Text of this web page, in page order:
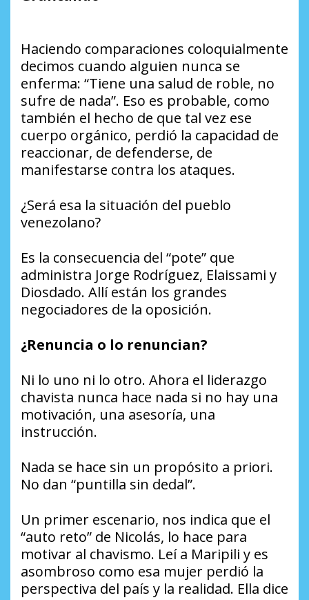
Haciendo comparaciones coloquialmente
decimos cuando alguien nunca se
enferma: “Tiene una salud de roble, no
sufre de nada”. Eso es probable, como
también el hecho de que tal vez ese
cuerpo orgánico, perdió la capacidad de
reaccionar, de defenderse, de
manifestarse contra los ataques.
¿Será esa la situación del pueblo
venezolano?
Es la consecuencia del “pote” que
administra Jorge Rodríguez, Elaissami y
Diosdado. Allí están los grandes
negociadores de la oposición.
¿Renuncia o lo renuncian?
Ni lo uno ni lo otro. Ahora el liderazgo
chavista nunca hace nada si no hay una
motivación, una asesoría, una
instrucción.
Nada se hace sin un propósito a priori.
No dan “puntilla sin dedal”.
Un primer escenario, nos indica que el
“auto reto” de Nicolás, lo hace para
motivar al chavismo. Leí a Maripili y es
asombroso como esa mujer perdió la
perspectiva del país y la realidad. Ella dice